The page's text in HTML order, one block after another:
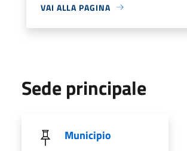
VAI ALLA PAGINA
Sede principale
Municipio